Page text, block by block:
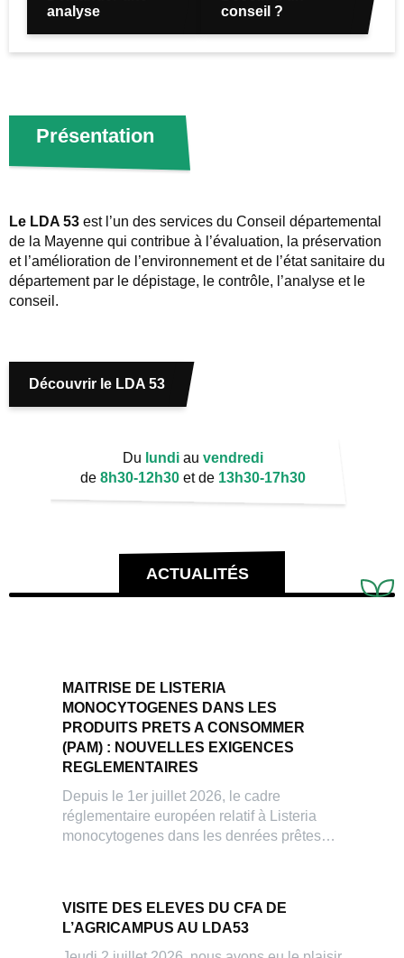
analyse
conseil ?
Présentation
Le LDA 53 est l’un des services du Conseil départemental
de la Mayenne qui contribue à l’évaluation, la préservation
et l’amélioration de l’environnement et de l’état sanitaire du
département par le dépistage, le contrôle, l’analyse et le
conseil.
Découvrir le LDA 53
Du lundiau vendredi
de 8h30-12h30et de 13h30-17h30
ACTUALITÉS
MAITRISE DE LISTERIA
MONOCYTOGENES DANS LES
PRODUITS PRETS A CONSOMMER
(PAM) : NOUVELLES EXIGENCES
REGLEMENTAIRES
Depuis le 1er juillet 2026, le cadre
réglementaire européen relatif à Listeria
monocytogenes dans les denrées prêtes…
VISITE DES ELEVES DU CFA DE
L’AGRICAMPUS AU LDA53